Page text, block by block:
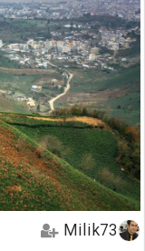
Milik73